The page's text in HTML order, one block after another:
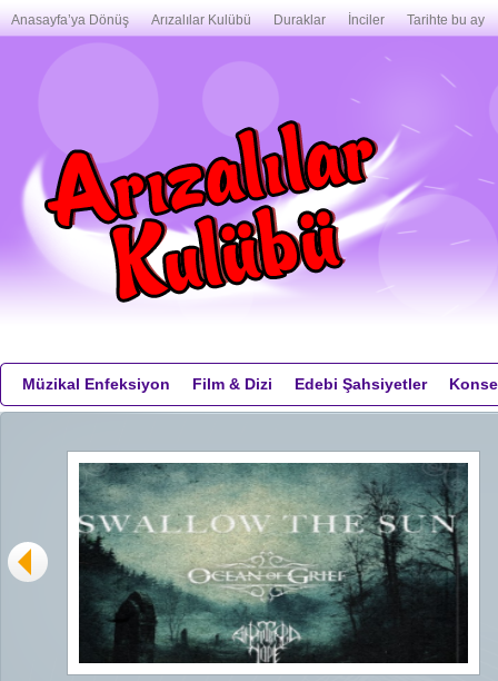
Anasayfa’ya Dönüş Arızalılar Kulübü Duraklar İnciler Tarihte bu ay
Müzikal Enfeksiyon Film & Dizi Edebi Şahsiyetler